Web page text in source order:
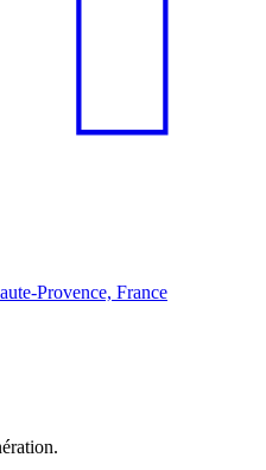
Provence, France